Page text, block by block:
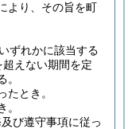
より、その旨を町
ずれかに該当する
えない期間を定
たとき。
。
び遵守事項に従っ